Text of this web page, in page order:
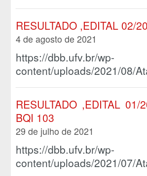
RESULTADO ,EDITAL 02/
4 de agosto de 2021
https://dbb.ufv.br/wp-
content/uploads/2021/08/
RESULTADO ,EDITAL
BQI 103
29 de julho de 2021
https://dbb.ufv.br/wp-
content/uploads/2021/07/